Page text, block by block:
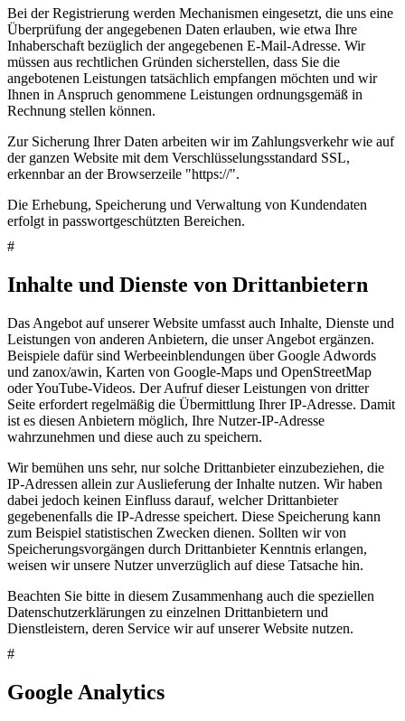
Bei der Registrierung werden Mechanismen eingesetzt, die uns eine
Überprüfung der angegebenen Daten erlauben, wie etwa Ihre
Inhaberschaft bezüglich der angegebenen E-Mail-Adresse. Wir
müssen aus rechtlichen Gründen sicherstellen, dass Sie die
angebotenen Leistungen tatsächlich empfangen möchten und wir
Ihnen in Anspruch genommene Leistungen ordnungsgemäß in
Rechnung stellen können.
Zur Sicherung Ihrer Daten arbeiten wir im Zahlungsverkehr wie auf
der ganzen Website mit dem Verschlüsselungsstandard SSL,
erkennbar an der Browserzeile "https://".
Die Erhebung, Speicherung und Verwaltung von Kundendaten
erfolgt in passwortgeschützten Bereichen.
#
Inhalte und Dienste von Drittanbietern
Das Angebot auf unserer Website umfasst auch Inhalte, Dienste und
Leistungen von anderen Anbietern, die unser Angebot ergänzen.
Beispiele dafür sind Werbeeinblendungen über Google Adwords
und zanox/awin, Karten von Google-Maps und OpenStreetMap
oder YouTube-Videos. Der Aufruf dieser Leistungen von dritter
Seite erfordert regelmäßig die Übermittlung Ihrer IP-Adresse. Damit
ist es diesen Anbietern möglich, Ihre Nutzer-IP-Adresse
wahrzunehmen und diese auch zu speichern.
Wir bemühen uns sehr, nur solche Drittanbieter einzubeziehen, die
IP-Adressen allein zur Auslieferung der Inhalte nutzen. Wir haben
dabei jedoch keinen Einfluss darauf, welcher Drittanbieter
gegebenenfalls die IP-Adresse speichert. Diese Speicherung kann
zum Beispiel statistischen Zwecken dienen. Sollten wir von
Speicherungsvorgängen durch Drittanbieter Kenntnis erlangen,
weisen wir unsere Nutzer unverzüglich auf diese Tatsache hin.
Beachten Sie bitte in diesem Zusammenhang auch die speziellen
Datenschutzerklärungen zu einzelnen Drittanbietern und
Dienstleistern, deren Service wir auf unserer Website nutzen.
#
Google Analytics